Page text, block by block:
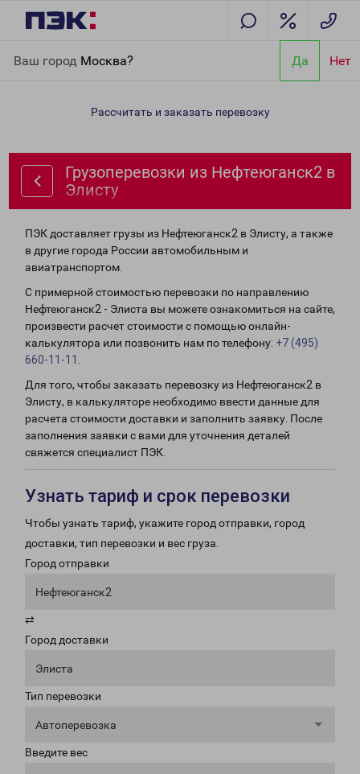
Ваш город Москва? Да Нет
Элисту
Рассчитать и заказать перевозку
Грузоперевозки из Нефтеюганск2 в
Элисту
ПЭК доставляет грузы из Нефтеюганск2 в Элисту, а также
в другие города России автомобильным и
авиатранспортом.
С примерной стоимостью перевозки по направлению
Нефтеюганск2 - Элиста вы можете ознакомиться на сайте,
произвести расчет стоимости с помощью онлайн-
калькулятора или позвонить нам по телефону: +7 (495)
660-11-11
Для того, чтобы заказать перевозку из Нефтеюганск2 в
Элисту, в калькуляторе необходимо ввести данные для
расчета стоимости доставки и заполнить заявку. После
заполнения заявки с вами для уточнения деталей
свяжется специалист ПЭК.
Узнать тариф и срок перевозки
Чтобы узнать тариф, укажите город отправки, город
доставки, тип перевозки и вес груза.
Город отправки
Нефтеюганск2
⇄
Город доставки
Элиста
Тип перевозки
Автоперевозка
Введите вес